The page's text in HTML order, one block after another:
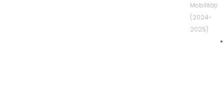
Mobilități
(2024-
2025)